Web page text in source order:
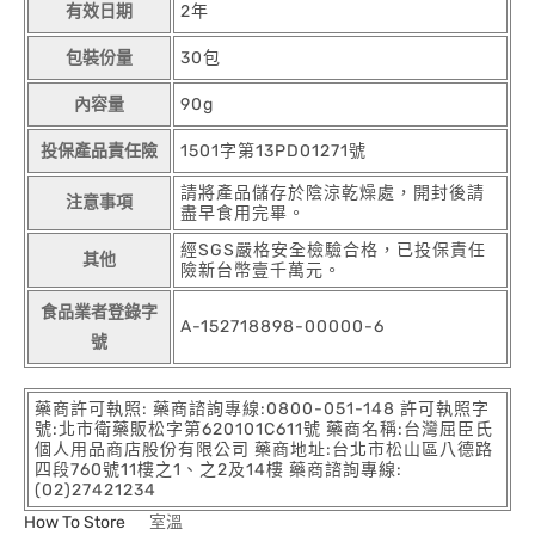
有效日期 2年
包裝份量 30包
內容量 90g
投保產品責任險 1501字第13PD01271號
注意事項
請將產品儲存於陰涼乾燥處，開封後請
盡早食用完畢。
其他
經SGS嚴格安全檢驗合格，已投保責任
險新台幣壹千萬元。
食品業者登錄字
號
A-152718898-00000-6
藥商許可執照: 藥商諮詢專線:0800-051-148 許可執照字
號:北市衛藥販松字第620101C611號 藥商名稱:台灣屈臣氏
個人用品商店股份有限公司 藥商地址:台北市松山區八德路
四段760號11樓之1、之2及14樓 藥商諮詢專線:
(02)27421234
How To Store
室溫